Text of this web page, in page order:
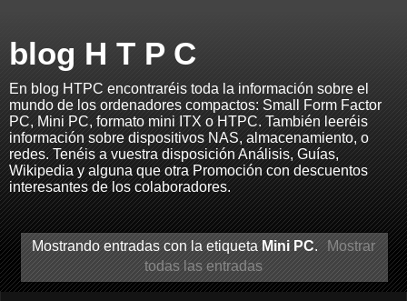
blog H T P C
En blog HTPC encontraréis toda la información sobre el
mundo de los ordenadores compactos: Small Form Factor
PC, Mini PC, formato mini ITX o HTPC. También leeréis
información sobre dispositivos NAS, almacenamiento, o
redes. Tenéis a vuestra disposición Análisis, Guías,
Wikipedia y alguna que otra Promoción con descuentos
interesantes de los colaboradores.
Mostrando entradas con la etiquetaMini PC. Mostrar
todas las entradas